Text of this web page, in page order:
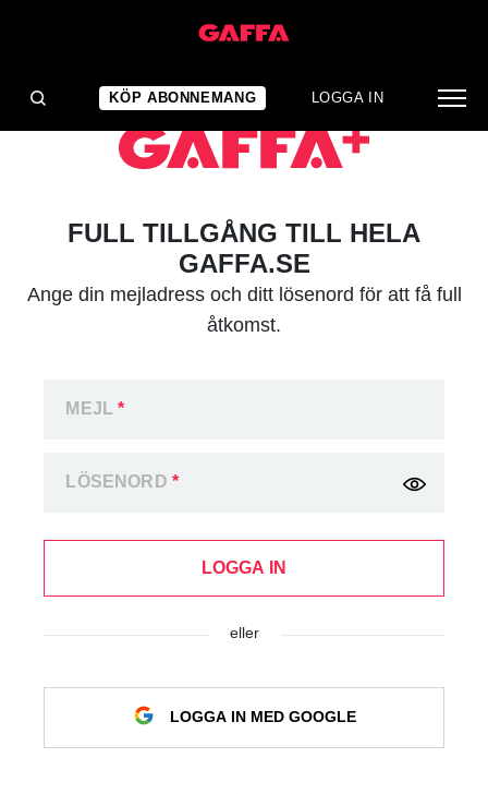
KÖP ABONNEMANG LOGGA IN
FULL TILLGÅNG TILL HELA
GAFFA.SE
Ange din mejladress och ditt lösenord för att få full
åtkomst.
MEJL*
LÖSENORD *
LOGGA IN
eller
LOGGA IN MED GOOGLE